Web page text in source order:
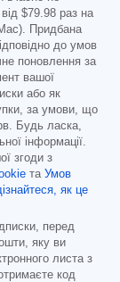
$79.98 раз на
Придбана
до умов
поновлення за
вашої
або як
за умови, що
Будь ласка,
інформації.
згоди з
та Умов
як це
перед
яку ви
листа з
код